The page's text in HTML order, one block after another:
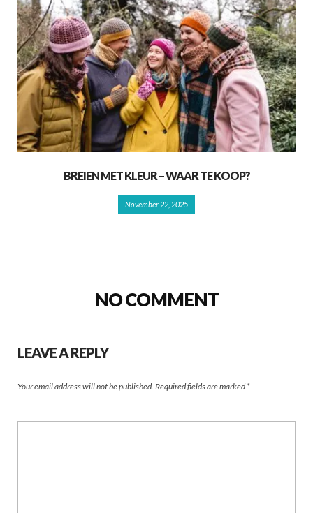
BREIEN MET KLEUR – WAAR TE KOOP?
November 22, 2025
NO COMMENT
LEAVE A REPLY
Your email address will not be published. Required fields are marked *